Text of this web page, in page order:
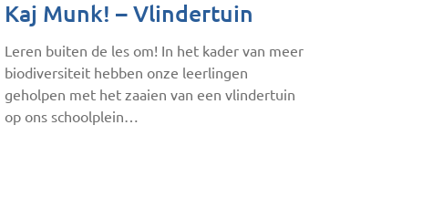
Kaj Munk! – Vlindertuin
Leren buiten de les om! In het kader van meer
biodiversiteit hebben onze leerlingen
geholpen met het zaaien van een vlindertuin
op ons schoolplein…